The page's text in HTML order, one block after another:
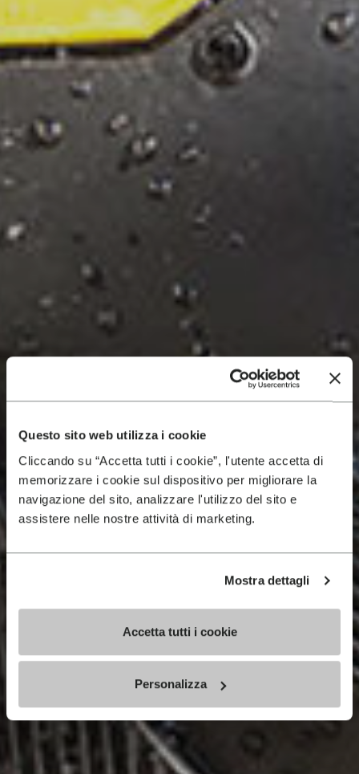
Questo sito web utilizza i cookie
Cliccando su “Accetta tutti i cookie”, l'utente accetta di
memorizzare i cookie sul dispositivo per migliorare la
navigazione del sito, analizzare l'utilizzo del sito e
assistere nelle nostre attività di marketing.
Mostra dettagli
Accetta tutti i cookie
Personalizza